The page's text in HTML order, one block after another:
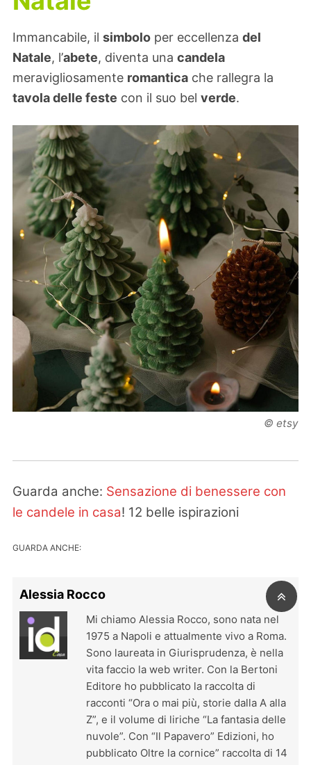
Immancabile, il simbolo per eccellenza del
Natale, l’abete, diventa una candela
meravigliosamente romantica che rallegra la
tavola delle feste con il suo bel verde.
© etsy
Guarda anche: Sensazione di benessere con
le candele in casa! 12 belle ispirazioni
GUARDA ANCHE:
Alessia Rocco
Mi chiamo Alessia Rocco, sono nata nel
1975 a Napoli e attualmente vivo a Roma.
Sono laureata in Giurisprudenza, è nella
vita faccio la web writer. Con la Bertoni
Editore ho pubblicato la raccolta di
racconti “Ora o mai più, storie dalla A alla
Z”, e il volume di liriche “La fantasia delle
nuvole”. Con “Il Papavero” Edizioni, ho
pubblicato Oltre la cornice” raccolta di 14